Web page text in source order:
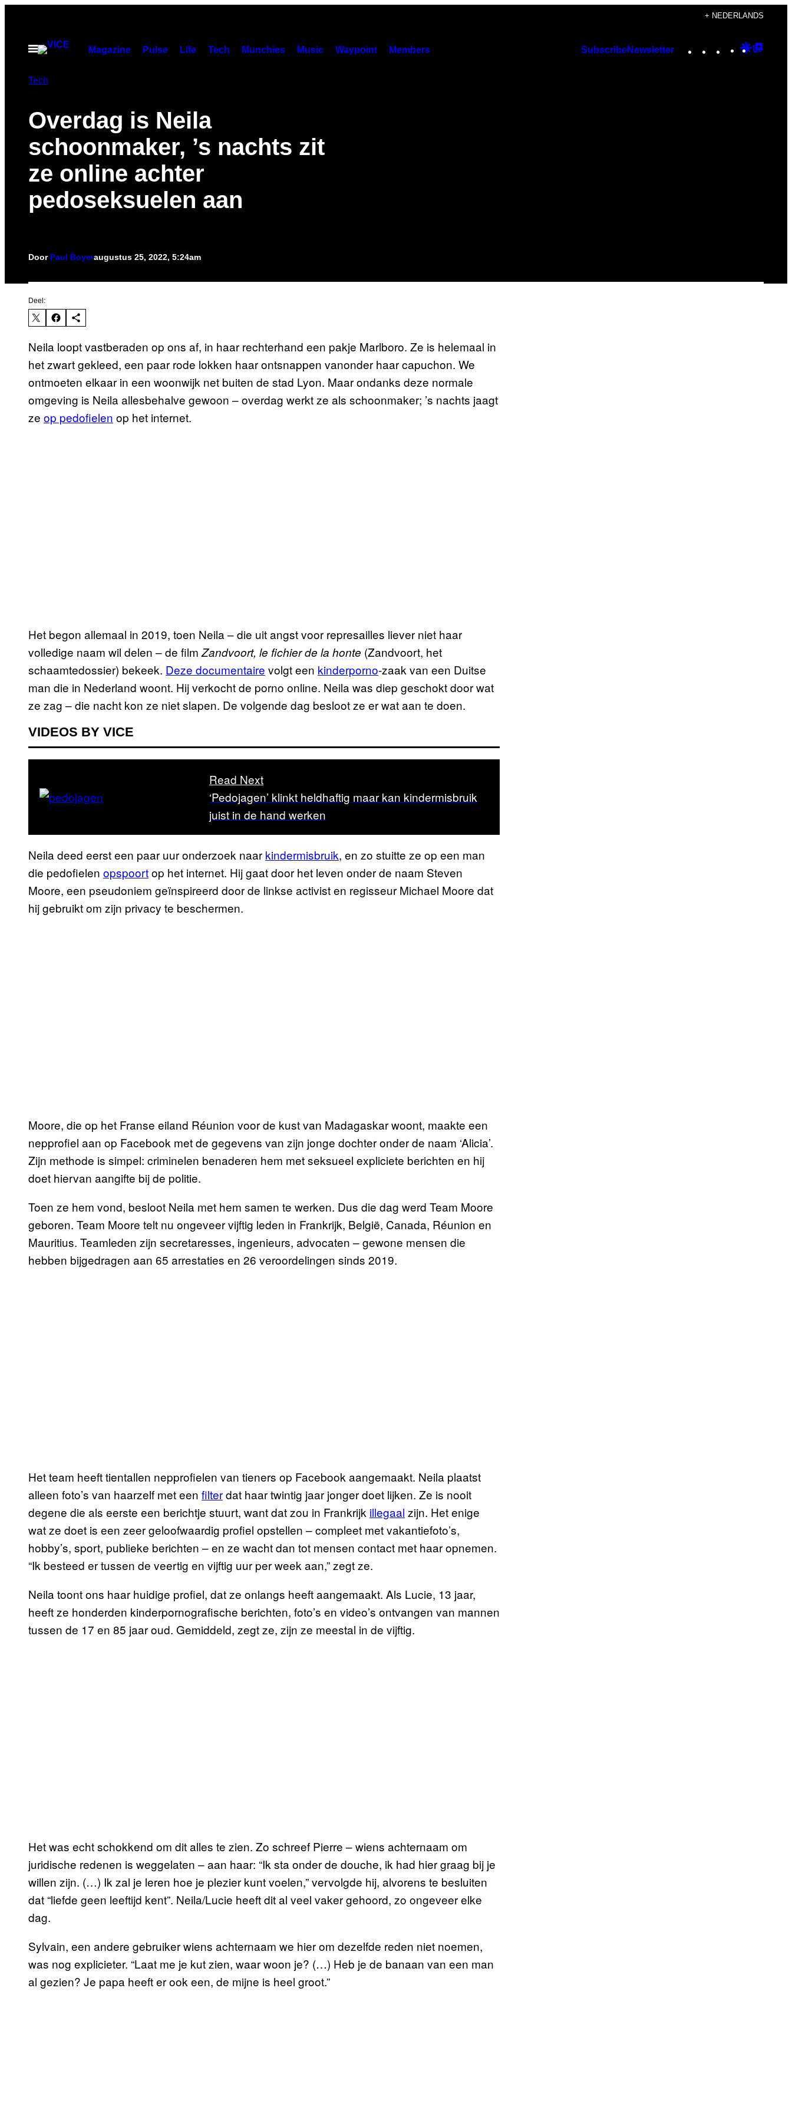
+ NEDERLANDS
Open
Magazine Pulse Life Tech Munchies Music Waypoint Members SubscribeNewsletter Instagram
TikTok
YouTube
Google
Tech
Overdag is Neila
schoonmaker, ’s nachts zit
ze online achter
pedoseksuelen aan
Door Paul Boyeraugustus 25, 2022, 5:24am
Deel:
Neila loopt vastberaden op ons af, in haar rechterhand een pakje Marlboro. Ze is helemaal in
het zwart gekleed, een paar rode lokken haar ontsnappen vanonder haar capuchon. We
ontmoeten elkaar in een woonwijk net buiten de stad Lyon. Maar ondanks deze normale
omgeving is Neila allesbehalve gewoon – overdag werkt ze als schoonmaker; ’s nachts jaagt
ze op pedofielen op het internet.
Het begon allemaal in 2019, toen Neila – die uit angst voor represailles liever niet haar
volledige naam wil delen – de film Zandvoort, le fichier de la honte (Zandvoort, het
schaamtedossier) bekeek. Deze documentaire volgt een kinderporno-zaak van een Duitse
man die in Nederland woont. Hij verkocht de porno online. Neila was diep geschokt door wat
ze zag – die nacht kon ze niet slapen. De volgende dag besloot ze er wat aan te doen.
VIDEOS BY VICE
Read Next
‘Pedojagen’ klinkt heldhaftig maar kan kindermisbruik
juist in de hand werken
Neila deed eerst een paar uur onderzoek naar kindermisbruik, en zo stuitte ze op een man
die pedofielen opspoortop het internet. Hij gaat door het leven onder de naam Steven
Moore, een pseudoniem geïnspireerd door de linkse activist en regisseur Michael Moore dat
hij gebruikt om zijn privacy te beschermen.
Moore, die op het Franse eiland Réunion voor de kust van Madagaskar woont, maakte een
nepprofiel aan op Facebook met de gegevens van zijn jonge dochter onder de naam ‘Alicia’.
Zijn methode is simpel: criminelen benaderen hem met seksueel expliciete berichten en hij
doet hiervan aangifte bij de politie.
Toen ze hem vond, besloot Neila met hem samen te werken. Dus die dag werd Team Moore
geboren. Team Moore telt nu ongeveer vijftig leden in Frankrijk, België, Canada, Réunion en
Mauritius. Teamleden zijn secretaresses, ingenieurs, advocaten – gewone mensen die
hebben bijgedragen aan 65 arrestaties en 26 veroordelingen sinds 2019.
Het team heeft tientallen nepprofielen van tieners op Facebook aangemaakt. Neila plaatst
alleen foto’s van haarzelf met een filterdat haar twintig jaar jonger doet lijken. Ze is nooit
degene die als eerste een berichtje stuurt, want dat zou in Frankrijk illegaal zijn. Het enige
wat ze doet is een zeer geloofwaardig profiel opstellen – compleet met vakantiefoto’s,
hobby’s, sport, publieke berichten – en ze wacht dan tot mensen contact met haar opnemen.
“Ik besteed er tussen de veertig en vijftig uur per week aan,” zegt ze.
Neila toont ons haar huidige profiel, dat ze onlangs heeft aangemaakt. Als Lucie, 13 jaar,
heeft ze honderden kinderpornografische berichten, foto’s en video’s ontvangen van mannen
tussen de 17 en 85 jaar oud. Gemiddeld, zegt ze, zijn ze meestal in de vijftig.
Het was echt schokkend om dit alles te zien. Zo schreef Pierre – wiens achternaam om
juridische redenen is weggelaten – aan haar: “Ik sta onder de douche, ik had hier graag bij je
willen zijn. (…) Ik zal je leren hoe je plezier kunt voelen,” vervolgde hij, alvorens te besluiten
dat “liefde geen leeftijd kent”. Neila/Lucie heeft dit al veel vaker gehoord, zo ongeveer elke
dag.
Sylvain, een andere gebruiker wiens achternaam we hier om dezelfde reden niet noemen,
was nog explicieter. “Laat me je kut zien, waar woon je? (…) Heb je de banaan van een man
al gezien? Je papa heeft er ook een, de mijne is heel groot.”